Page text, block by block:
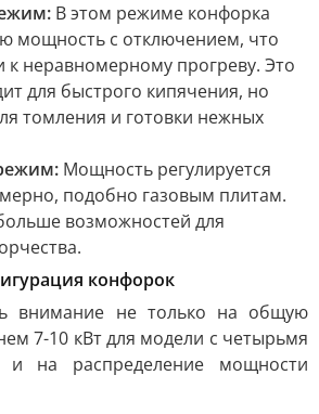
В этом режиме конфорка
мощность с отключением, что
к неравномерному прогреву. Это
для быстрого кипячения, но
томления и готовки нежных
Мощность регулируется
подобно газовым плитам.
возможностей для
конфорок
внимание не только на общую
7-10 кВт для модели с четырьмя
и на распределение мощности